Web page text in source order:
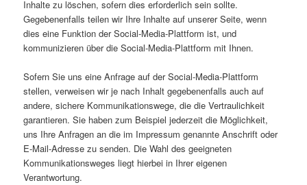
Inhalte zu löschen, sofern dies erforderlich sein sollte.
Gegebenenfalls teilen wir Ihre Inhalte auf unserer Seite, wenn
dies eine Funktion der Social-Media-Plattform ist, und
kommunizieren über die Social-Media-Plattform mit Ihnen.
Sofern Sie uns eine Anfrage auf der Social-Media-Plattform
stellen, verweisen wir je nach Inhalt gegebenenfalls auch auf
andere, sichere Kommunikationswege, die die Vertraulichkeit
garantieren. Sie haben zum Beispiel jederzeit die Möglichkeit,
uns Ihre Anfragen an die im Impressum genannte Anschrift oder
E-Mail-Adresse zu senden. Die Wahl des geeigneten
Kommunikationsweges liegt hierbei in Ihrer eigenen
Verantwortung.